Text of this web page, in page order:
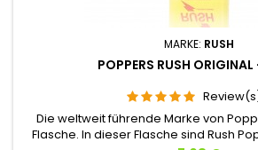
MARKE: RUSH
POPPERS RUSH
Die weltweit führende Marke von
Flasche. In dieser Flasche sind Rush